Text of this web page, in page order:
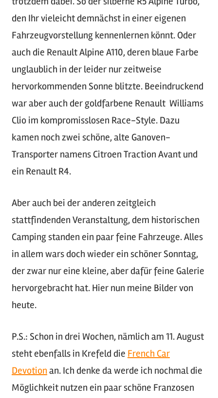
den Ihr vieleicht demnächst in einer eigenen
Fahrzeugvorstellung kennenlernen könnt. Oder
auch die Renault Alpine A110, deren blaue Farbe
unglaublich in der leider nur zeitweise
hervorkommenden Sonne blitzte. Beeindruckend
war aber auch der goldfarbene Renault Williams
Clio im kompromisslosen Race-Style. Dazu
kamen noch zwei schöne, alte Ganoven-
Transporter namens Citroen Traction Avant und
ein Renault R4.
Aber auch bei der anderen zeitgleich
stattfindenden Veranstaltung, dem historischen
Camping standen ein paar feine Fahrzeuge. Alles
in allem wars doch wieder ein schöner Sonntag,
der zwar nur eine kleine, aber dafür feine Galerie
hervorgebracht hat. Hier nun meine Bilder von
heute.
P.S.: Schon in drei Wochen, nämlich am 11. August
steht ebenfalls in Krefeld die French Car
Devotion an. Ich denke da werde ich nochmal die
Möglichkeit nutzen ein paar schöne Franzosen